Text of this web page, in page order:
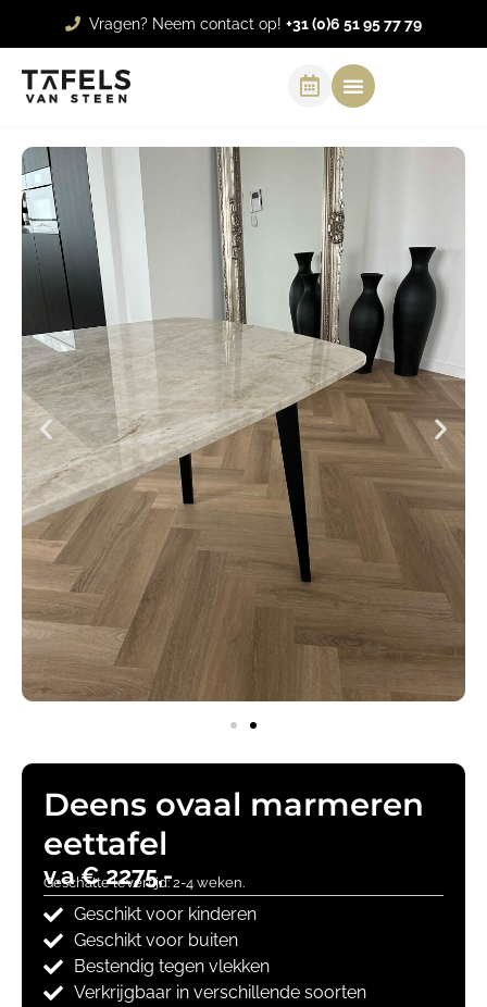
Vragen? Neem contact op!+31 (0)6 51 95 77 79
Deens ovaal marmeren
eettafel
v.a € 2275,-
Geschatte levertijd: 2-4 weken.
Geschikt voor kinderen
Geschikt voor buiten
Bestendig tegen vlekken
Verkrijgbaar in verschillende soorten